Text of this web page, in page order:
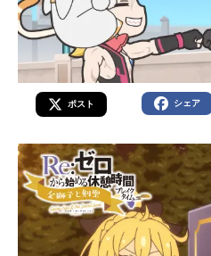
ポスト シェア